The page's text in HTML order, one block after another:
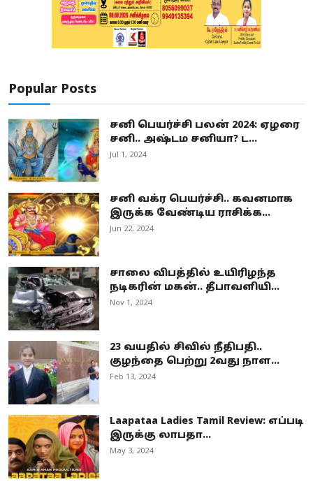
Popular Posts
சனி பெயர்ச்சி பலன் 2024: ஏழரை
சனி.. அஷ்டம சனியா? ட...
Jul 1, 2024
சனி வக்ர பெயர்ச்சி.. கவனமாக
இருக்க வேண்டிய ராசிக்க...
Jun 22, 2024
சாலை விபத்தில் உயிரிழந்த
நடிகரின் மகன்.. தீபாவளியி...
Nov 1, 2024
23 வயதில் சிவில் நீதிபதி..
குழந்தை பெற்று 2வது நாள...
Feb 13, 2024
Laapataa Ladies Tamil Review: எப்படி
இருக்கு லாபதா...
May 3, 2024